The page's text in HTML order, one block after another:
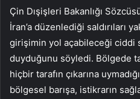
Çin Dışişleri Bakanlığı
İran’a düzenlediği saldırıları
girişimin yol açabileceği ciddi
duyduğunu söyledi. Bölgede
hiçbir tarafın çıkarına
bölgesel barışa, istikrarın